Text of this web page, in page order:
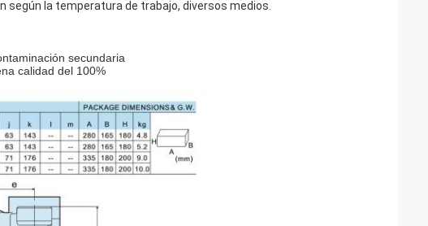
según la temperatura de trabajo, diversos medios.
secundaria
calidad del 100%